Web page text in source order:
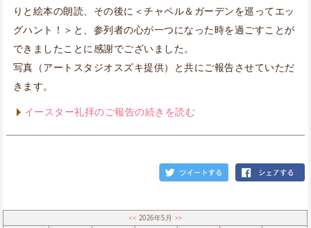
りと絵本の朗読、その後に＜チャペル＆ガーデンを巡ってエッ
グハント！＞と、参列者の心が一つになった時を過ごすことが
できましたことに感謝でございました。
写真（アートスタジオスズキ提供）と共にご報告させていただ
きます。
イースター礼拝のご報告の続きを読む
<< 2026年5月 >>